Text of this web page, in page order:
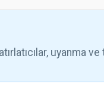
uyanma